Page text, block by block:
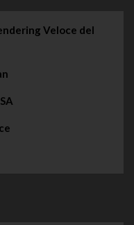
Veloce del